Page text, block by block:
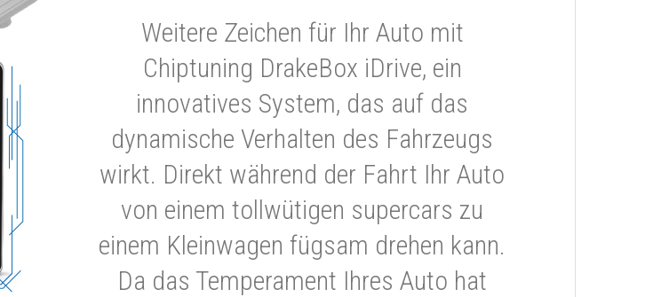
Weitere Zeichen für Ihr Auto mit
Chiptuning DrakeBox iDrive, ein
innovatives System, das auf das
dynamische Verhalten des Fahrzeugs
wirkt. Direkt während der Fahrt Ihr Auto
von einem tollwütigen supercars zu
einem Kleinwagen fügsam drehen kann.
Da das Temperament Ihres Auto hat